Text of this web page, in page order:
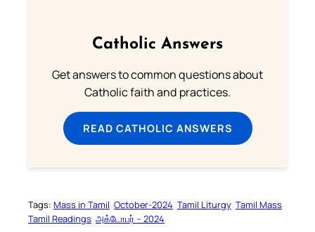
Catholic Answers
Get answers to common questions about
Catholic faith and practices.
READ CATHOLIC ANSWERS
Tags: Mass in Tamil October-2024 Tamil Liturgy Tamil Mass
Tamil Readings அக்டோபர் – 2024